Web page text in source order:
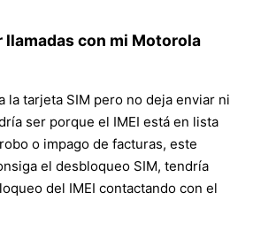
llamadas con mi Motorola
la tarjeta SIM pero no deja enviar ni
ser porque el IMEI está en lista
o impago de facturas, este
el desbloqueo SIM, tendría
del IMEI contactando con el